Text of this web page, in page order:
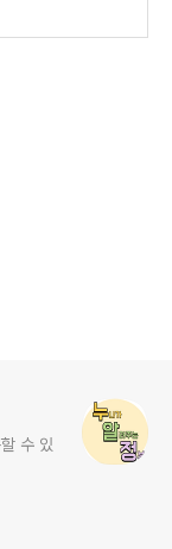
수 있